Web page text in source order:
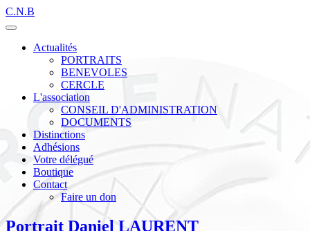
C.N.B
Actualités
PORTRAITS
BENEVOLES
CERCLE
L'association
CONSEIL D'ADMINISTRATION
DOCUMENTS
Distinctions
Adhésions
Votre délégué
Boutique
Contact
Faire un don
Portrait Daniel LAURENT